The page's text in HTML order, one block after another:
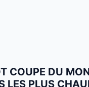
COUPE DU
LES PLUS